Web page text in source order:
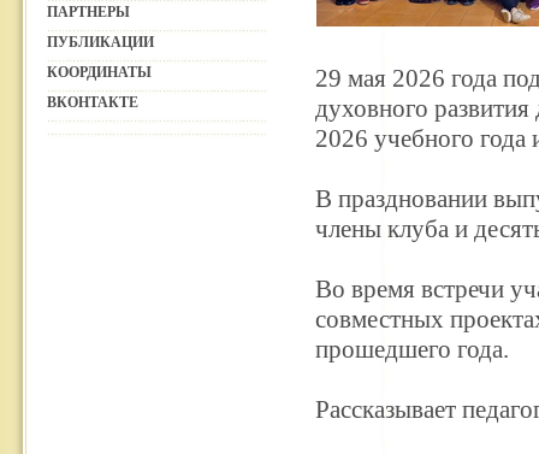
ПАРТНЕРЫ
ПУБЛИКАЦИИ
КООРДИНАТЫ
ВКОНТАКТЕ
29 мая 2026 года
духовного
2026 учебного
В праздновании
члены клуба и
Во время встречи
совместных
прошедшего года.
Рассказывает